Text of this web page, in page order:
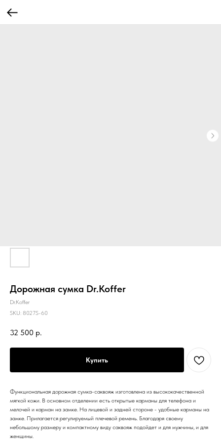
Дорожная сумка Dr.Koffer
Dr.Koffer
SKU: 8027S-60
32 500 р.
Купить
Функциональная дорожная сумка-саквояж изготовлена из высококачественной
мягкой кожи. В основном отделении есть открытые карманы для телефона и
мелочей и карман на замке. На лицевой и задней стороне - удобные карманы на
замке. Прилагается регулируемый плечевой ремень. Благодаря своему
небольшому размеру и компактному виду саквояж подойдет и для мужчины, и для
женщины.